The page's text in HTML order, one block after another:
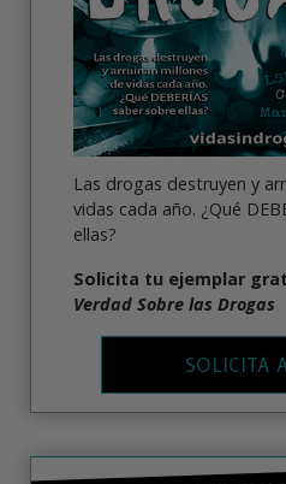
Las drogas destruyen y
vidas cada año. ¿Qué
ellas?
Solicita tu ejemplar
Verdad Sobre las Drogas
SOLICITA